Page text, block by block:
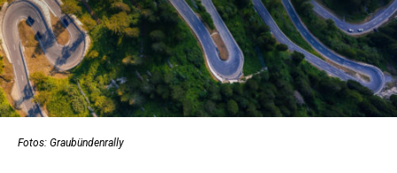
Fotos: Graubündenrally